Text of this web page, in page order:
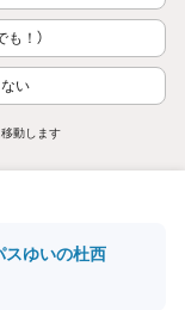
！）
い
動します
スゆいの杜西